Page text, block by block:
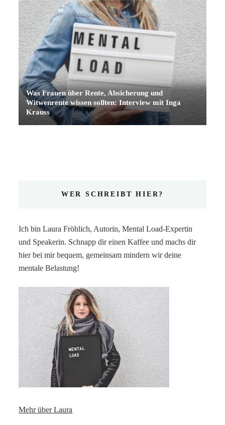
Was Frauen über Rente, Absicherung und
Witwenrente wissen sollten: Interview mit Inga
Krauss
WER SCHREIBT HIER?
Ich bin Laura Fröhlich, Autorin, Mental Load-Expertin
und Speakerin. Schnapp dir einen Kaffee und machs dir
hier bei mir bequem, gemeinsam mindern wir deine
mentale Belastung!
Mehr über Laura